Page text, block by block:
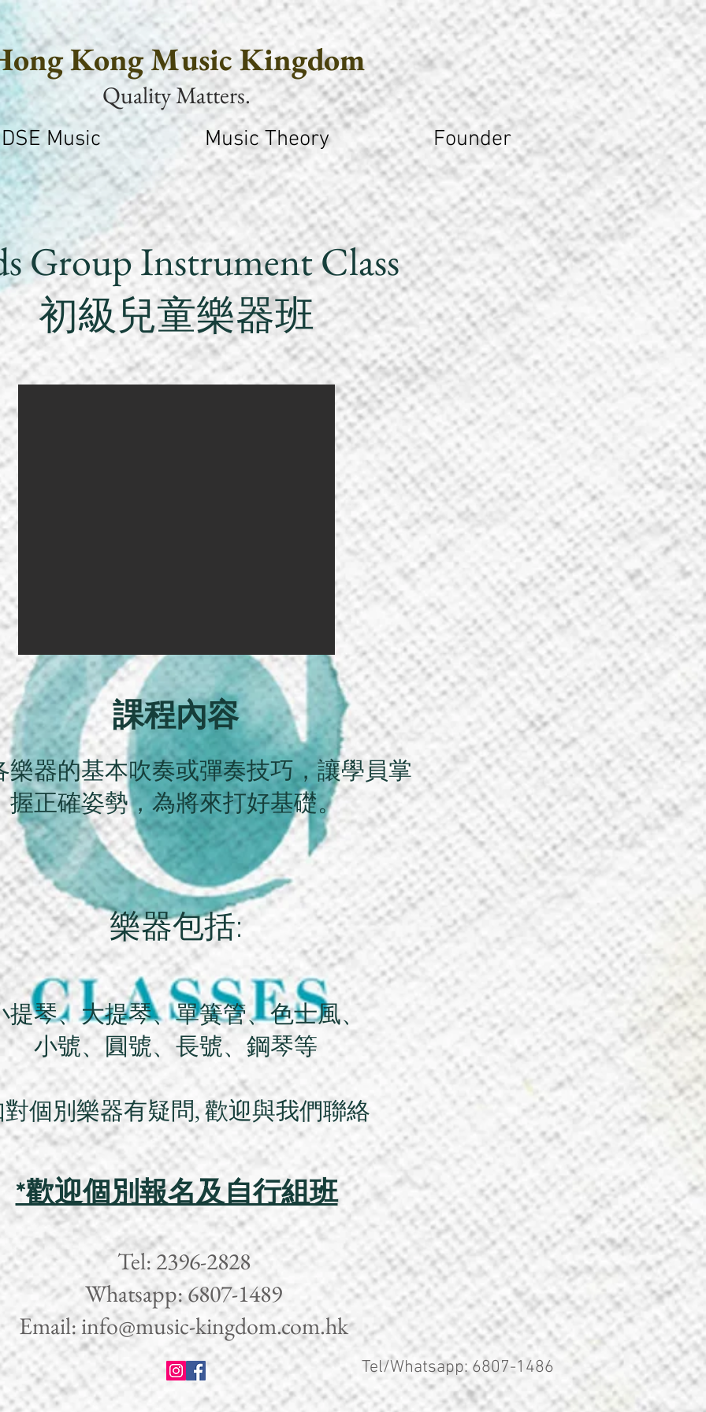
Kong Music Kingdom
Quality Matters.
DSE Music Music Theory Founder
Group Instrument Class
初級兒童樂器班
課程內容
樂器的基本吹奏或彈奏技巧，讓學員掌
握正確姿勢，為將來打好基礎。
樂器包括:
提琴、大提琴、單簧管、色士風、
小號、圓號、長號、 鋼琴等
個別樂器有疑問, 歡迎與我們聯絡
*歡迎個別報名及自行組班
Tel: 2396-2828
Whatsapp: 6807-1489
Email:info@music-kingdom.com.hk
Tel/Whatsapp: 6807-1486